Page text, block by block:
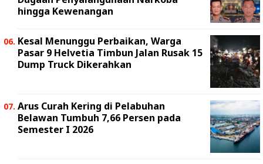
hingga Kewenangan
Kesal Menunggu Perbaikan, Warga
Pasar 9 Helvetia Timbun Jalan Rusak 15
Dump Truck Dikerahkan
Arus Curah Kering di Pelabuhan
Belawan Tumbuh 7,66 Persen pada
Semester I 2026